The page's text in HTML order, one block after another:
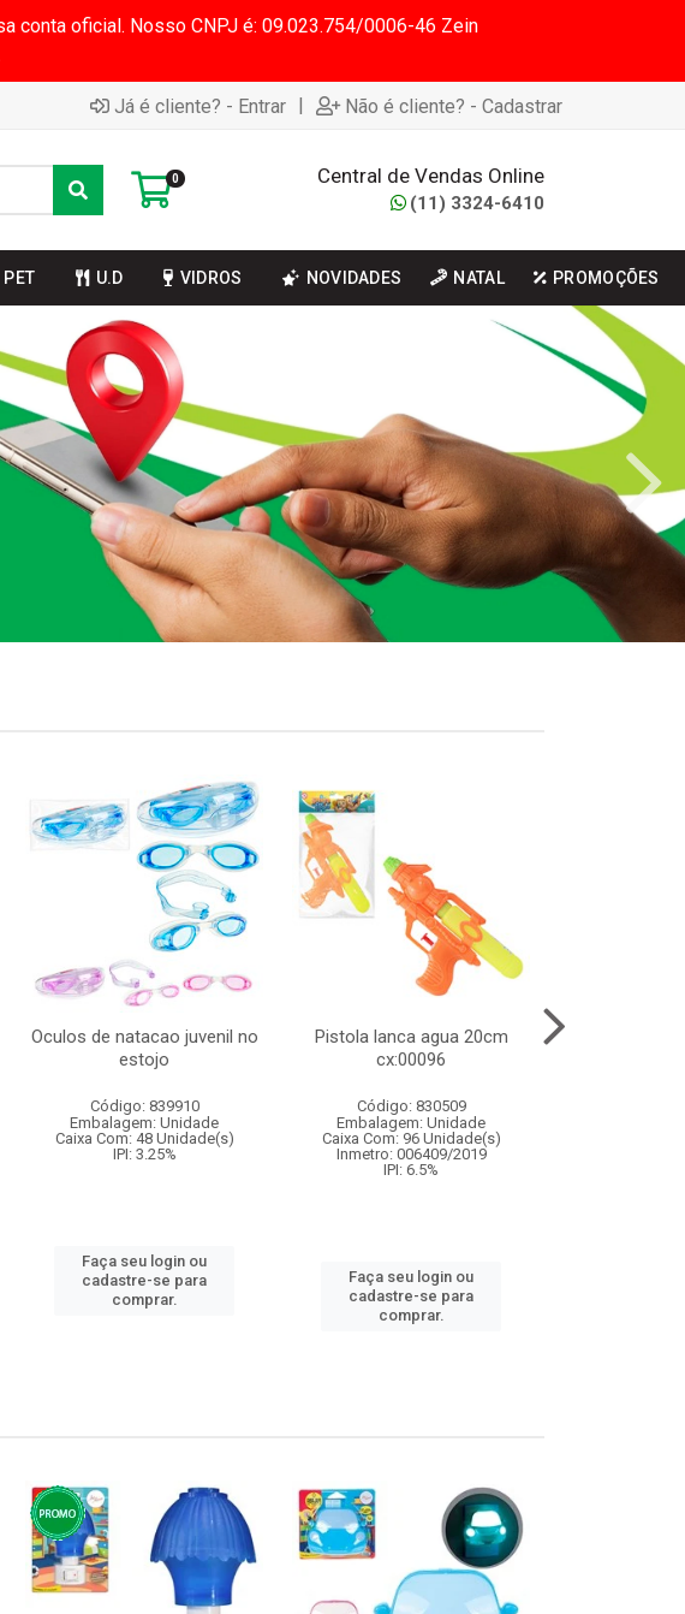
conta oficial. Nosso CNPJ é: 09.023.754/0006-46 Zein
Já é cliente? - Entrar | Não é cliente? - Cadastrar
0 Central de Vendas Online
(11) 3324-6410
PET U.D VIDROS NOVIDADES NATAL PROMOÇÕES
Oculos de natacao juvenil no
estojo
Código: 839910
Embalagem: Unidade
Caixa Com: 48 Unidade(s)
IPI: 3.25%
Faça seu login ou
cadastre-se para
comprar.
Pistola lanca agua 20cm
cx:00096
Código: 830509
Embalagem: Unidade
Caixa Com: 96 Unidade(s)
Inmetro: 006409/2019
IPI: 6.5%
Faça seu login ou
cadastre-se para
comprar.